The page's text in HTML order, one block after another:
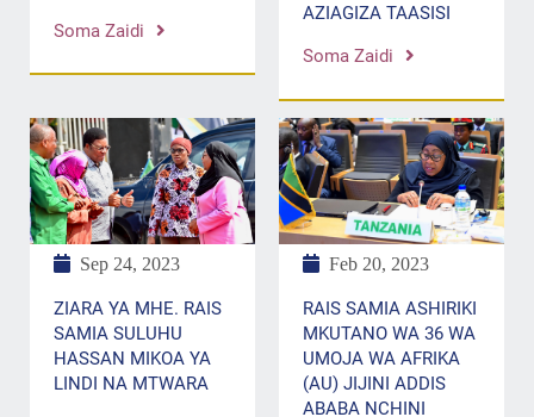
Soma Zaidi
AZIAGIZA TAASISI
Soma Zaidi
Sep 24, 2023
ZIARA YA MHE. RAIS
SAMIA SULUHU
HASSAN MIKOA YA
LINDI NA MTWARA
Feb 20, 2023
RAIS SAMIA ASHIRIKI
MKUTANO WA 36 WA
UMOJA WA AFRIKA
(AU) JIJINI ADDIS
ABABA NCHINI